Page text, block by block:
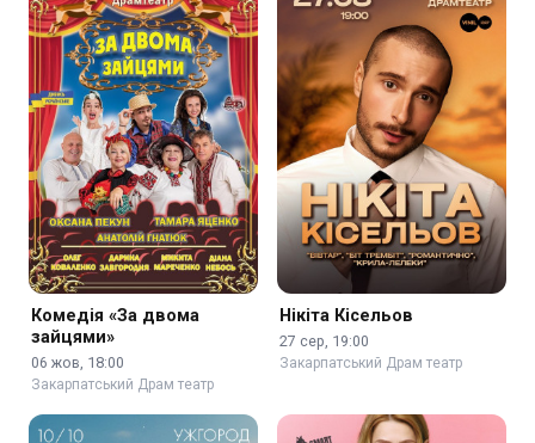
Комедія «За двома
зайцями»
06 жов, 18:00
Закарпатський Драм театр
Нікіта Кісельов
27 сер, 19:00
Закарпатський Драм театр